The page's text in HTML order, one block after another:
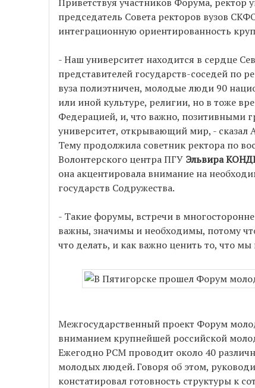
председатель Совета ректоров вузов
интеграционную ориентированность
- Наш университет находится в сердце
представителей государств-соседей по
вуза полиэтничен, молодые люди 90
или иной культуре, религии, но в тоже
Федерацией, и, что важно, позитивными
университет, открывающий мир, - сказал
Тему продолжила советник ректора по
Волонтерского центра ПГУ Эльвира
она акцентировала внимание на
государств Содружества.
- Такие форумы, встречи в
важны, значимы и необходимы, потому
что делать, и как важно ценить то, что мы
Межгосударственный проект Форум
вниманием крупнейшей российской
Ежегодно РСМ проводит около 40
молодых людей. Говоря об этом,
констатировал готовность структуры к